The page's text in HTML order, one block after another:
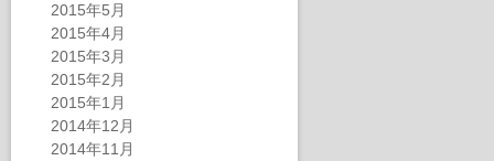
2015年5月
2015年4月
2015年3月
2015年2月
2015年1月
2014年12月
2014年11月